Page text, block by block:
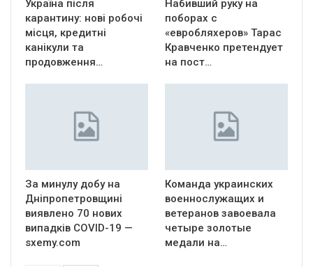
Україна після
карантину: нові робочі
місця, кредитні
канікули та
продовження…
Набивший руку на
поборах с
«евробляхеров» Тарас
Кравченко претендует
на пост…
За минулу добу на
Дніпропетровщині
виявлено 70 нових
випадків COVID-19 —
sxemy.com
Команда украинских
военнослужащих и
ветеранов завоевала
четыре золотые
медали на…